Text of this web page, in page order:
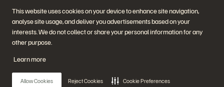
This website uses cookies on your device to enhance site navigation,
analyse site usage, and deliver you advertisements based on your
interests. We do not collect or share your personal information for any
other purpose.
Learn more
Allow Cookies Reject Cookies Cookie Preferences
문의하기
에버퓨어(Everpure) 공식 소셜미디어 팔로우하기
© 2026 Everpure, Inc. All rights reserved.
개인정보 보호 정책웹사이트 약관법적 정보트러스트 센터